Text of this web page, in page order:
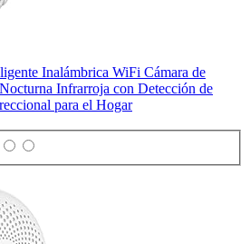
Inalámbrica WiFi Cámara de
Infrarroja con Detección de
para el Hogar